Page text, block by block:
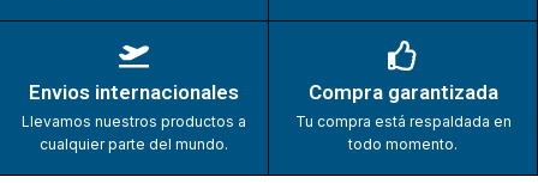
Envios internacionales
Llevamos nuestros productos a
cualquier parte del mundo.
Compra garantizada
Tu compra está respaldada en
todo momento.